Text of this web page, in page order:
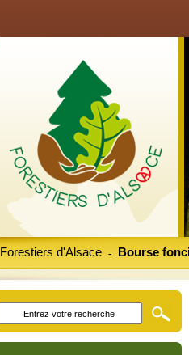
Forestiers d'Alsace Bourse
-